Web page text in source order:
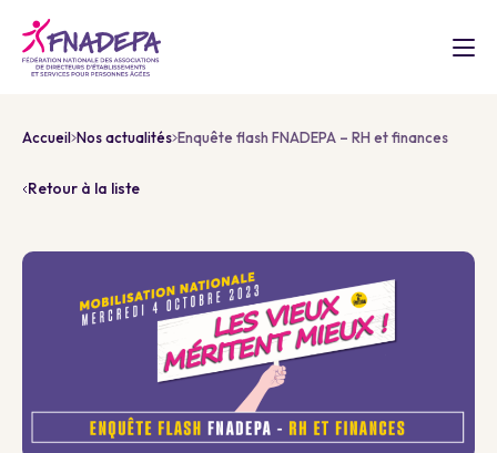
Accueil Nos actualités Enquête flash FNADEPA – RH et finances
Retour à la liste